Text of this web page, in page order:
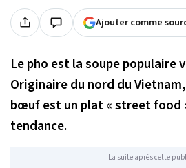
Ajouter comme
Le pho est la soupe populaire
Originaire du nord du
bœuf est un plat « street food
tendance.
La suite après cette